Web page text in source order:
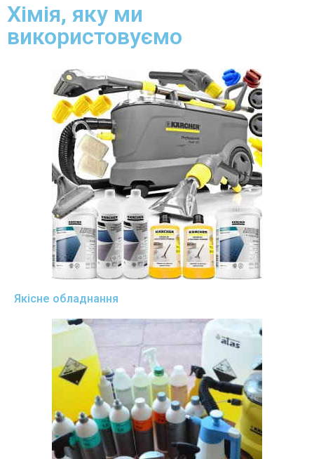
Хімія, яку ми
використовуємо
Якісне обладнання